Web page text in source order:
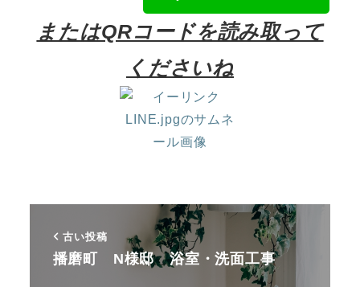
またはQRコードを読み取って
くださいね
古い投稿
播磨町 N様邸 浴室・洗面工事